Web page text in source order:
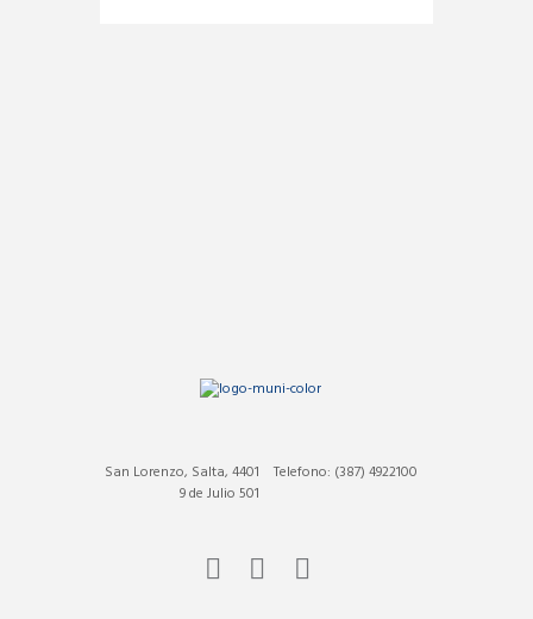
Telefono: (387) 4922100
San Lorenzo, Salta, 4401
9 de Julio 501